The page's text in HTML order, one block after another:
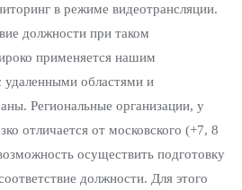
в режиме видеотрансляции.
должности при таком
применяется нашим
удаленными областями и
Региональные организации, у
отличается от московского (+7, 8
осуществить подготовку
должности. Для этого